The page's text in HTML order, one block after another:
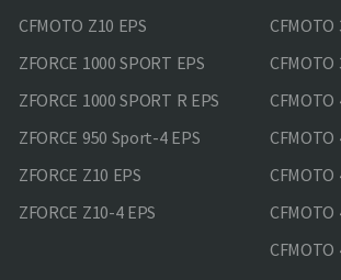
CFMOTO Z10 EPS
ZFORCE 1000 SPORT EPS
ZFORCE 1000 SPORT R EPS
ZFORCE 950 Sport-4 EPS
ZFORCE Z10 EPS
ZFORCE Z10-4 EPS
CFMOTO
CFMOTO
CFMOTO
CFMOTO
CFMOTO